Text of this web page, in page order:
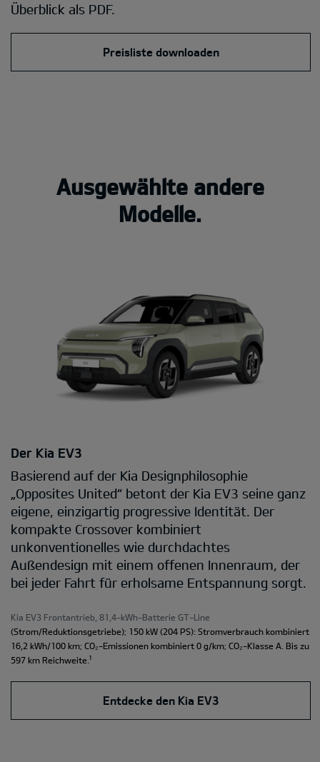
Überblick als PDF.
Preisliste downloaden
Ausgewählte andere
Modelle.
Der Kia EV3
Basierend auf der Kia Designphilosophie
„Opposites United“ betont der Kia EV3 seine ganz
eigene, einzigartig progressive Identität. Der
kompakte Crossover kombiniert
unkonventionelles wie durchdachtes
Außendesign mit einem offenen Innenraum, der
bei jeder Fahrt für erholsame Entspannung sorgt.
Kia EV3 Frontantrieb, 81,4-kWh-Batterie GT-Line
(Strom/Reduktionsgetriebe); 150 kW (204 PS): Stromverbrauch kombiniert
16,2 kWh/100 km; CO₂-Emissionen kombiniert 0 g/km; CO₂-Klasse A. Bis zu
597 km Reichweite. ¹
Entdecke den Kia EV3